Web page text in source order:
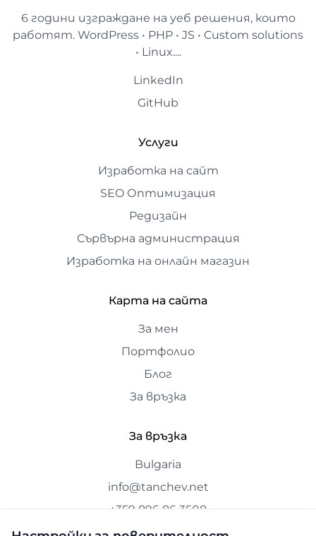
6 години изграждане на уеб решения, които
работят. WordPress • PHP • JS • Custom solutions
• Linux....
LinkedIn
GitHub
Услуги
Изработка на сайт
SEO Оптимизация
Редизайн
Сървърна администрация
Изработка на онлайн магазин
Карта на сайта
За мен
Портфолио
Блог
За връзка
За връзка
Bulgaria
info@tanchev.net
+359 896 86 3508